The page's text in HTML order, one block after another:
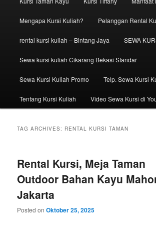
Mengapa Kursi Kuliah? Pelanggan Rental
rental kursi kuliah – Bintang Jaya SEWA
Sewa kursi kuliah Cikarang Bekasi Standar
Sewa Kursi Kuliah Promo Telp. Sewa Kursi
Tentang Kursi Kuliah Video Sewa Kursi di
TAG ARCHIVES: RENTAL KURSI TAMAN
Rental Kursi, Meja Taman
Outdoor Bahan Kayu
Jakarta
Posted onOktober 25, 2025